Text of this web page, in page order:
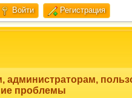
Войти Регистрация
администраторам,
проблемы